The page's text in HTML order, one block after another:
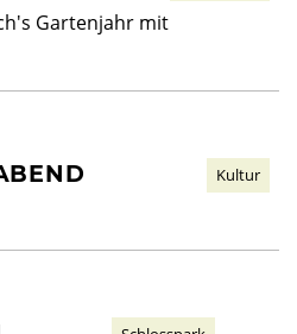
Gartenjahr mit
Kultur